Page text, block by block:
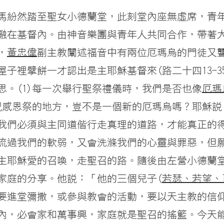
紛然踏至聖女小德蘭堂，此刻堂內座無虛席，青
在基督內。由神音樂團與青年人共同合作，帶著
黃忠偉副主教闡述福音中有兩位厄瑪烏的門徒又
子裡擘餅—才認出是主耶穌基督來(路二十四13-
。(1)每一次舉行聖祭禮儀時，我們是否也像 厄瑪
恩祭的地方，豈不是一個新的厄瑪烏嗎？耶穌
們必須與主同道偕行走真理的道路，才能真正的
過我們的軟弱，又會洗滌我們的心靈與罪惡，但
耶穌愛的召喚，走聖召的路。隨後由左營小德蘭
庭的分享。他說：「他的三個兒子(若瑟、若望、
進堂彌撒，或參與教會的活動，要以天主教的信
，必會家和萬事興，家庭就是聖召的搖籃。今天